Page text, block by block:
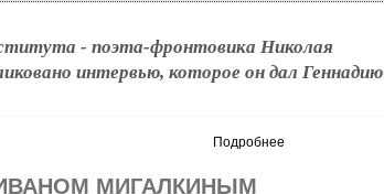
- поэта-фронтовика Николая
интервью, которое он дал Геннадию
Подробнее
МИГАЛКИНЫМ